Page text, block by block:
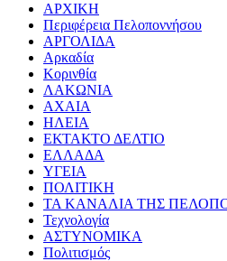
ΑΡΧΙΚΗ
Περιφέρεια Πελοποννήσου
ΑΡΓΟΛΙΔΑ
Αρκαδία
Κορινθία
ΛΑΚΩΝΙΑ
ΑΧΑΙΑ
ΗΛΕΙΑ
ΕΚΤΑΚΤΟ ΔΕΛΤΙΟ
ΕΛΛΑΔΑ
ΥΓΕΙΑ
ΠΟΛΙΤΙΚΗ
ΤΑ ΚΑΝΑΛΙΑ ΤΗΣ
Τεχνολογία
ΑΣΤΥΝΟΜΙΚΑ
Πολιτισμός